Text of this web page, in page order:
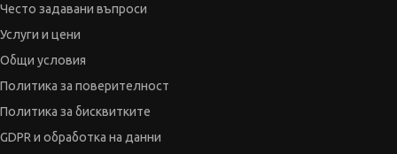
Често задавани въпроси
Услуги и цени
Общи условия
Политика за поверителност
Политика за бисквитките
GDPR и обработка на данни